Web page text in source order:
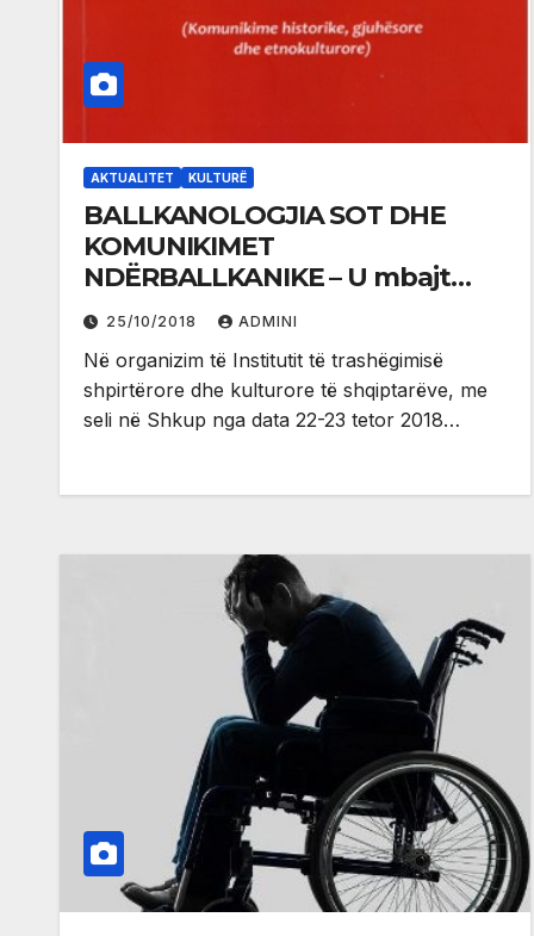
AKTUALITET KULTURË
BALLKANOLOGJIA SOT DHE
KOMUNIKIMET
NDËRBALLKANIKE – U mbajt
konferenca shkencore në
Shkup
25/10/2018 ADMINI
Në organizim të Institutit të trashëgimisë
shpirtërore dhe kulturore të shqiptarëve, me
seli në Shkup nga data 22-23 tetor 2018…